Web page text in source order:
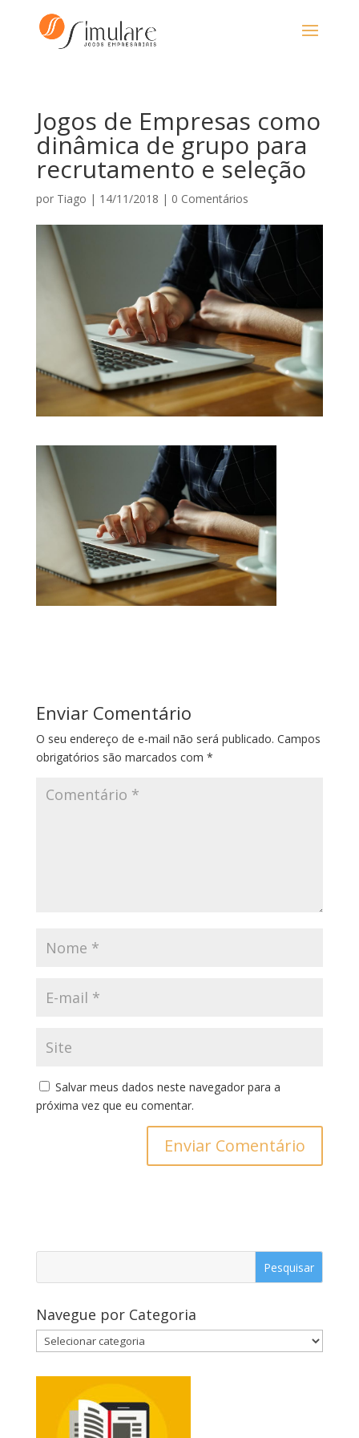
Jogos de Empresas como
dinâmica de grupo para
recrutamento e seleção
por Tiago | 14/11/2018 | 0 Comentários
Enviar Comentário
O seu endereço de e-mail não será publicado. Campos
obrigatórios são marcados com *
Salvar meus dados neste navegador para a
próxima vez que eu comentar.
Navegue por Categoria